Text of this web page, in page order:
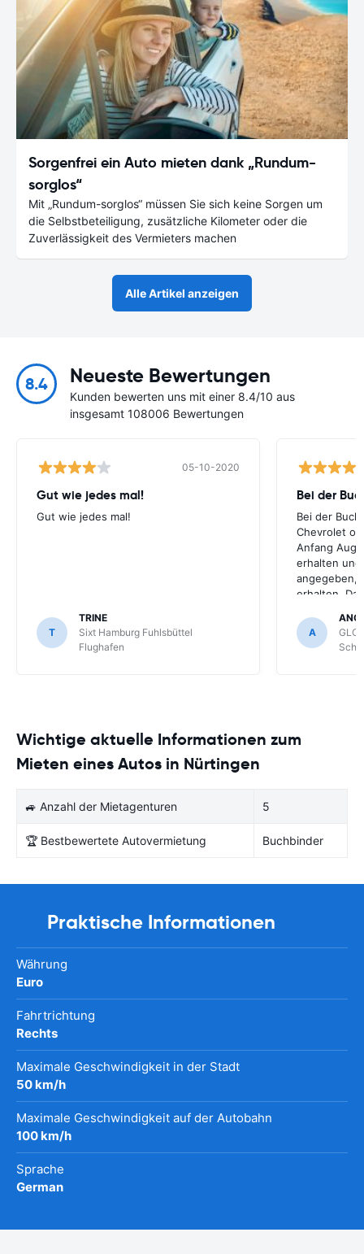
Sorgenfrei ein Auto mieten dank „Rundum-
sorglos“
Mit „Rundum-sorglos“ müssen Sie sich keine Sorgen um
die Selbstbeteiligung, zusätzliche Kilometer oder die
Zuverlässigkeit des Vermieters machen
Alle Artikel anzeigen
8.4 Neueste Bewertungen
Kunden bewerten uns mit einer 8.4/10 aus
insgesamt 108006 Bewertungen
05-10-2020
Gut wie jedes mal!
Gut wie jedes mal!
T
TRINE
Sixt Hamburg Fuhlsbüttel
Flughafen
Bei der
Bei der
Chevrolet
Anfang
erhalten
angegeben,
erhalten.
optimal,
Schönefeld
A
Wichtige aktuelle Informationen zum
Mieten eines Autos in Nürtingen
🚙 Anzahl der Mietagenturen 5
🏆 Bestbewertete Autovermietung Buchbinder
Praktische Informationen
Währung
Euro
Fahrtrichtung
Rechts
Maximale Geschwindigkeit in der Stadt
50 km/h
Maximale Geschwindigkeit auf der Autobahn
100 km/h
Sprache
German